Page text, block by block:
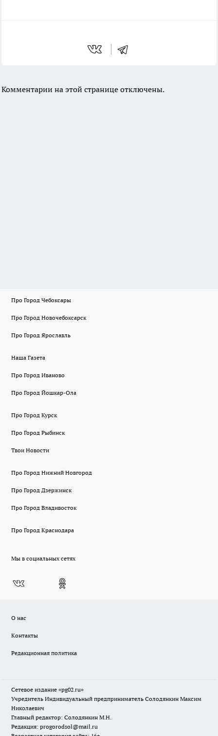
Комментарии на этой странице отключены.
Про Город Чебоксары
Про Город Новочебоксарск
Про Город Ярославль
Наша Газета
Про Город Иваново
Про Город Йошкар-Ола
Про Город Курск
Про Город Рыбинск
Твои Новости
Про Город Нижний Новгород
Про Город Дзержинск
Про Город Владивосток
Про Город Краснодара
Мы в социальных сетях
О нас
Контакты
Редакционная политика
Сетевое издание «pg02.ru»
Учредитель Индивидуальный предприниматель Солодянкин Максим
Николаевич
Главный редактор: Солодянкин М.Н.
Редакция: progorodsol@mail.ru